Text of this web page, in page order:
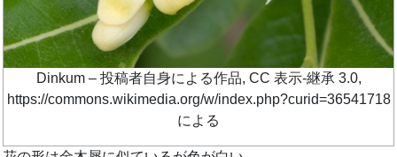
Dinkum – 投稿者自身による作品, CC 表示-継承 3.0,
https://commons.wikimedia.org/w/index.php?curid=36541718
による